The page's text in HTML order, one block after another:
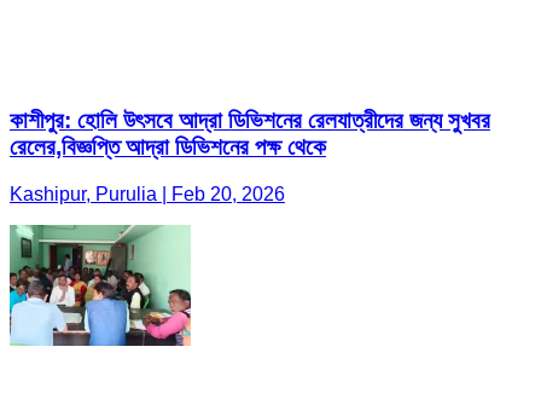
কাশীপুর: হোলি উৎসবে আদ্রা ডিভিশনের রেলযাত্রীদের জন্য সুখবর
রেলের,বিজ্ঞপ্তি আদ্রা ডিভিশনের পক্ষ থেকে
Kashipur, Purulia | Feb 20, 2026